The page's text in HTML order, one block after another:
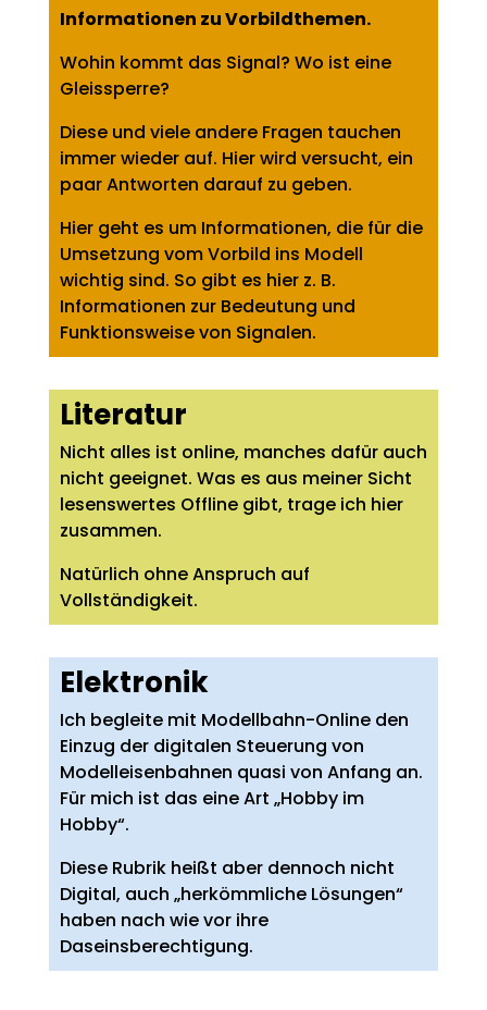
Informationen zu Vorbildthemen.
Wohin kommt das Signal? Wo ist eine
Gleissperre?
Diese und viele andere Fragen tauchen
immer wieder auf. Hier wird versucht, ein
paar Antworten darauf zu geben.
Hier geht es um Informationen, die für die
Umsetzung vom Vorbild ins Modell
wichtig sind. So gibt es hier z. B.
Informationen zur Bedeutung und
Funktionsweise von Signalen.
Literatur
Nicht alles ist online, manches dafür auch
nicht geeignet. Was es aus meiner Sicht
lesenswertes Offline gibt, trage ich hier
zusammen.
Natürlich ohne Anspruch auf
Vollständigkeit.
Elektronik
Ich begleite mit Modellbahn-Online den
Einzug der digitalen Steuerung von
Modelleisenbahnen quasi von Anfang an.
Für mich ist das eine Art „Hobby im
Hobby“.
Diese Rubrik heißt aber dennoch nicht
Digital, auch „herkömmliche Lösungen“
haben nach wie vor ihre
Daseinsberechtigung.